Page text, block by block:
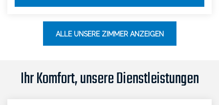
ALLE UNSERE ZIMMER ANZEIGEN
Ihr Komfort, unsere Dienstleistungen